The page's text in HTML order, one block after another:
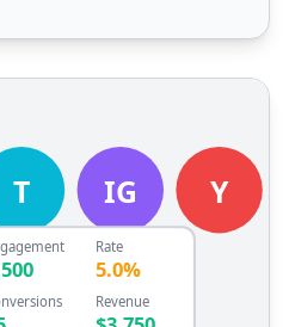
- Kampagnenrendite und